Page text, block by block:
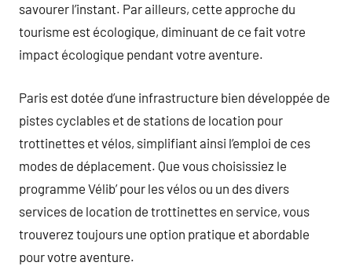
savourer l’instant. Par ailleurs, cette approche du
tourisme est écologique, diminuant de ce fait votre
impact écologique pendant votre aventure.
Paris est dotée d’une infrastructure bien développée de
pistes cyclables et de stations de location pour
trottinettes et vélos, simplifiant ainsi l’emploi de ces
modes de déplacement. Que vous choisissiez le
programme Vélib’ pour les vélos ou un des divers
services de location de trottinettes en service, vous
trouverez toujours une option pratique et abordable
pour votre aventure.